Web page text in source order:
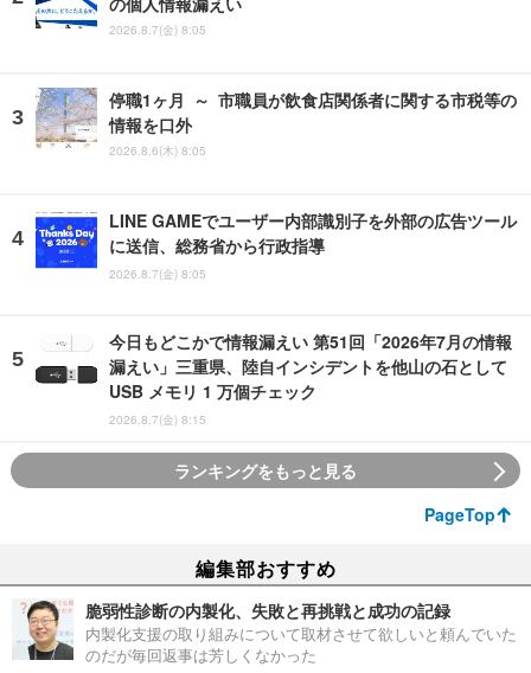
の個人情報漏えい
2026.8.7(金) 8:05
停職1ヶ月 ～ 市職員が飲食店関係者に関する市税等の
情報を口外
2026.8.6(木) 8:05
LINE GAMEでユーザー内部識別子を外部の広告ツール
に送信、総務省から行政指導
2026.8.7(金) 8:05
今日もどこかで情報漏えい 第51回「2026年7月の情報
漏えい」三重県、陸自インシデントを他山の石として
USB メモリ 1 万個チェック
2026.8.7(金) 8:15
ランキングをもっと見る
PageTop
編集部おすすめ
脆弱性診断の内製化、失敗と再挑戦と成功の記録
内製化支援の取り組みについて取材させて欲しいと頼んでいた
のだが毎回返事は芳しくなかった